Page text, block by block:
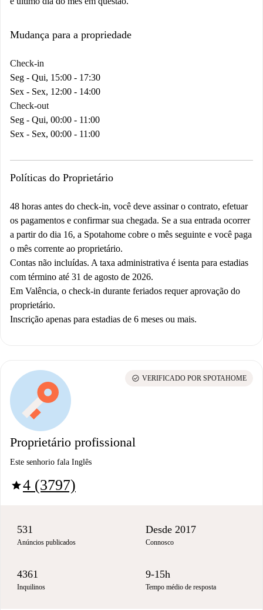
Mudança para a propriedade
Check-in
Seg - Qui, 15:00 - 17:30
Sex - Sex, 12:00 - 14:00
Check-out
Seg - Qui, 00:00 - 11:00
Sex - Sex, 00:00 - 11:00
Políticas do Proprietário
48 horas antes do check-in, você deve assinar o contrato, efetuar
os pagamentos e confirmar sua chegada. Se a sua entrada ocorrer
a partir do dia 16, a Spotahome cobre o mês seguinte e você paga
o mês corrente ao proprietário.
Contas não incluídas. A taxa administrativa é isenta para estadias
com término até 31 de agosto de 2026.
Em Valência, o check-in durante feriados requer aprovação do
proprietário.
Inscrição apenas para estadias de 6 meses ou mais.
Proprietário profissional
Este senhorio fala Inglês
star4 (3797)
check_circle VERIFICADO POR SPOTAHOME
531
Anúncios publicados
Desde 2017
Connosco
4361
Inquilinos
9-15h
Tempo médio de resposta